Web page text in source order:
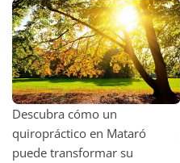
Descubra cómo un
quiropráctico en Mataró
puede transformar su